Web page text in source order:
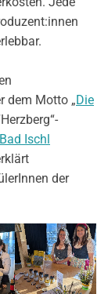
dem Motto „Die
Ischl
der